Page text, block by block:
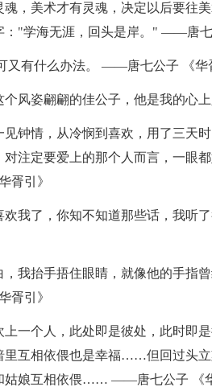
，美术才有灵魂，决定以后要往
："学海无涯，回头是岸。" ——唐七
又有什么办法。 ——唐七公子 《华
个风姿翩翩的佳公子，他是我的心
见钟情，从冷悯到喜欢，用了三天
注定要爱上的那个人而言，一眼
胥引》
欢我了，你知不知道那些话，我
，我抬手捂住眼睛，就像他的手指
胥引》
上一个人，此处即是彼处，此时即
里互相依偎也是幸福……但回过头
姑娘互相依偎…… ——唐七公子 《华